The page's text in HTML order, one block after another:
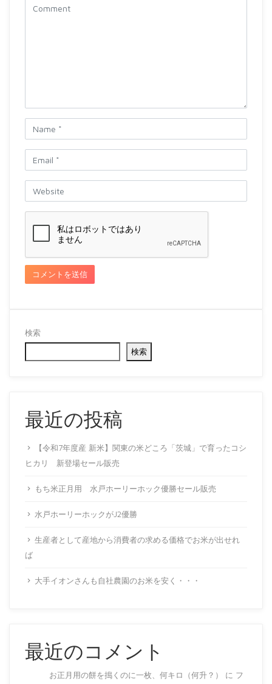
検索
検索
最近の投稿
【令和7年度産 新米】関東の米どころ「茨城」で育ったコシ
ヒカリ 新登場セール販売
もち米正月用 水戸ホーリーホック優勝セール販売
水戸ホーリーホックがJ2優勝
生産者として産地から消費者の求める価格でお米が出せれ
ば
大手イオンさんも自社農園のお米を安く・・・
最近のコメント
お正月用の餅を搗くのに一枚、何キロ（何升？） に フ